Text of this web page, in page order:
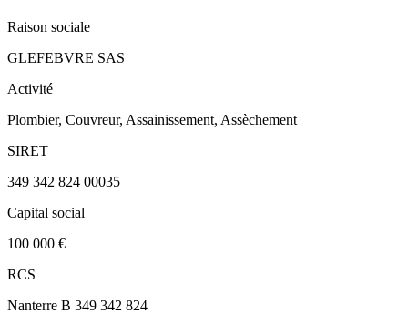
Raison sociale
GLEFEBVRE SAS
Activité
Plombier, Couvreur, Assainissement, Assèchement
SIRET
349 342 824 00035
Capital social
100 000 €
RCS
Nanterre B 349 342 824